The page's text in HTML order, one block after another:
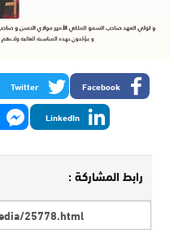
Facebook
Twitter
LinkedIn
رابط المشاركة :